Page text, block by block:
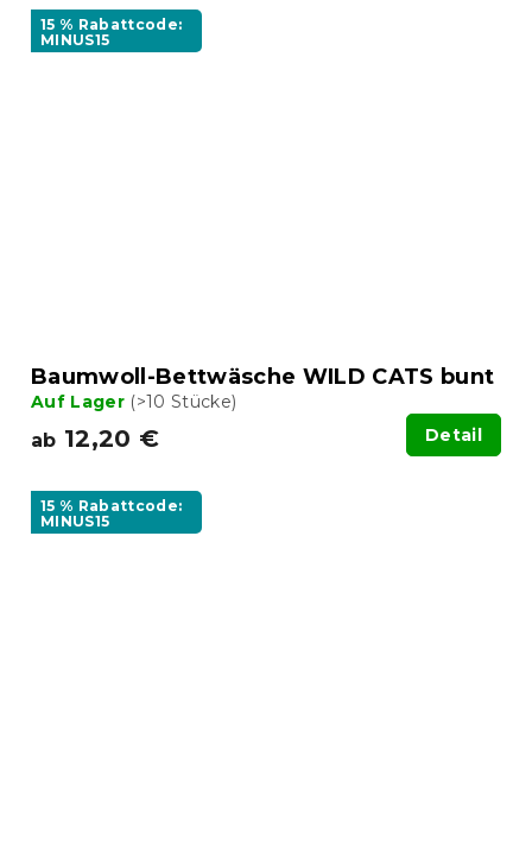
15 % Rabattcode:
MINUS15
Baumwoll-Bettwäsche WILD CATS bunt
Auf Lager (>10 Stücke)
ab 12,20 € Detail
15 % Rabattcode:
MINUS15